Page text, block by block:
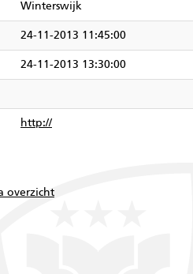
Winterswijk
24-11-2013 11:45:00
24-11-2013 13:30:00
http://
overzicht